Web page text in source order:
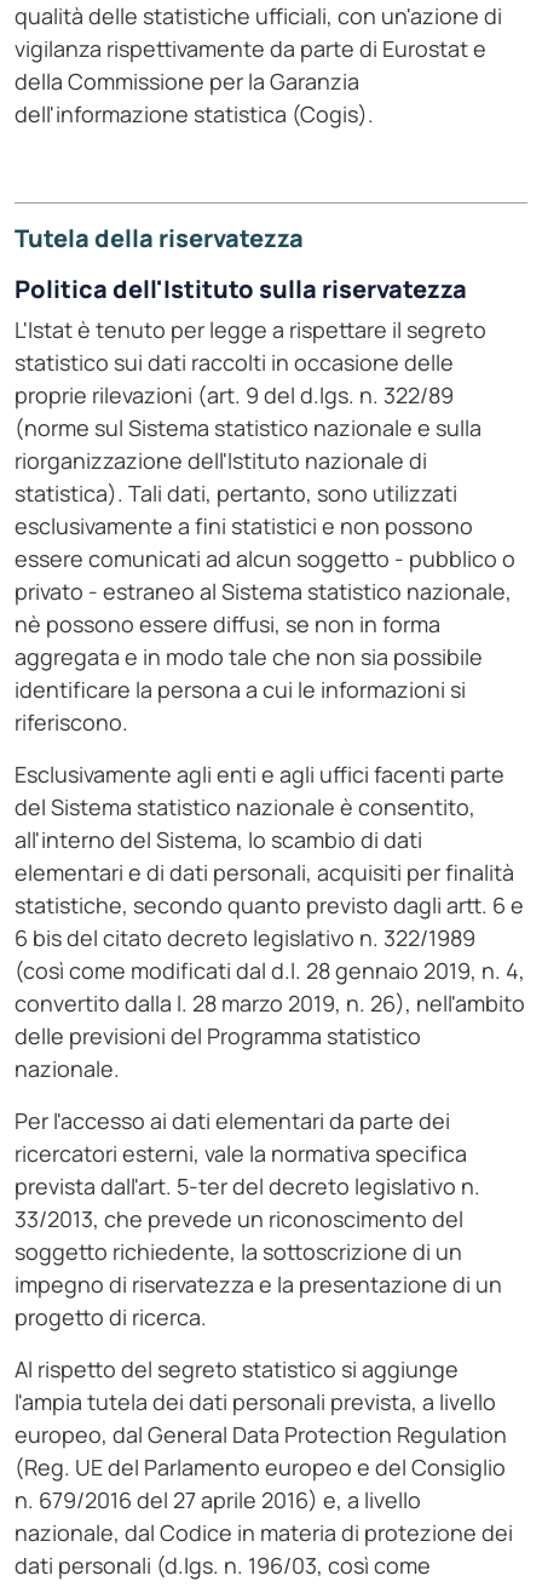
qualità delle statistiche ufficiali, con un'azione di
vigilanza rispettivamente da parte di Eurostat e
della Commissione per la Garanzia
dell'informazione statistica (Cogis).
Tutela della riservatezza
Politica dell'Istituto sulla riservatezza
L'Istat è tenuto per legge a rispettare il segreto
statistico sui dati raccolti in occasione delle
proprie rilevazioni (art. 9 del d.lgs. n. 322/89
(norme sul Sistema statistico nazionale e sulla
riorganizzazione dell'Istituto nazionale di
statistica). Tali dati, pertanto, sono utilizzati
esclusivamente a fini statistici e non possono
essere comunicati ad alcun soggetto - pubblico o
privato - estraneo al Sistema statistico nazionale,
nè possono essere diffusi, se non in forma
aggregata e in modo tale che non sia possibile
identificare la persona a cui le informazioni si
riferiscono.
Esclusivamente agli enti e agli uffici facenti parte
del Sistema statistico nazionale è consentito,
all'interno del Sistema, lo scambio di dati
elementari e di dati personali, acquisiti per finalità
statistiche, secondo quanto previsto dagli artt. 6 e
6 bis del citato decreto legislativo n. 322/1989
(così come modificati dal d.l. 28 gennaio 2019, n. 4,
convertito dalla l. 28 marzo 2019, n. 26), nell'ambito
delle previsioni del Programma statistico
nazionale.
Per l'accesso ai dati elementari da parte dei
ricercatori esterni, vale la normativa specifica
prevista dall'art. 5-ter del decreto legislativo n.
33/2013, che prevede un riconoscimento del
soggetto richiedente, la sottoscrizione di un
impegno di riservatezza e la presentazione di un
progetto di ricerca.
Al rispetto del segreto statistico si aggiunge
l'ampia tutela dei dati personali prevista, a livello
europeo, dal General Data Protection Regulation
(Reg. UE del Parlamento europeo e del Consiglio
n. 679/2016 del 27 aprile 2016) e, a livello
nazionale, dal Codice in materia di protezione dei
dati personali (d.lgs. n. 196/03, così come